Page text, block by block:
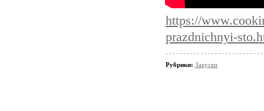
https://
prazdnichnyi-
Рубрики: Закуски